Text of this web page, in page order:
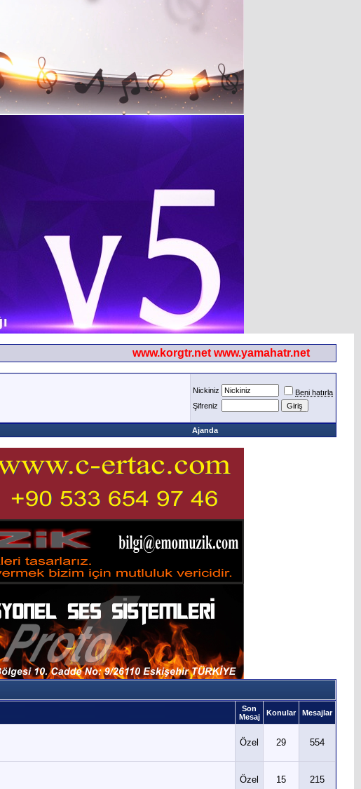
www.korgtr.net www.yamahatr.net
Nickiniz
Beni hatırla
Şifreniz
Ajanda
Son
Mesaj
Konular Mesajlar
Özel 29 554
Özel 15 215